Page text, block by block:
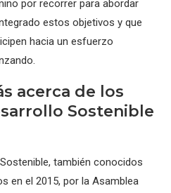
por recorrer para abordar
estos objetivos y que
hacia un esfuerzo
acerca de los
Sostenible
también conocidos
en el 2015, por la Asamblea